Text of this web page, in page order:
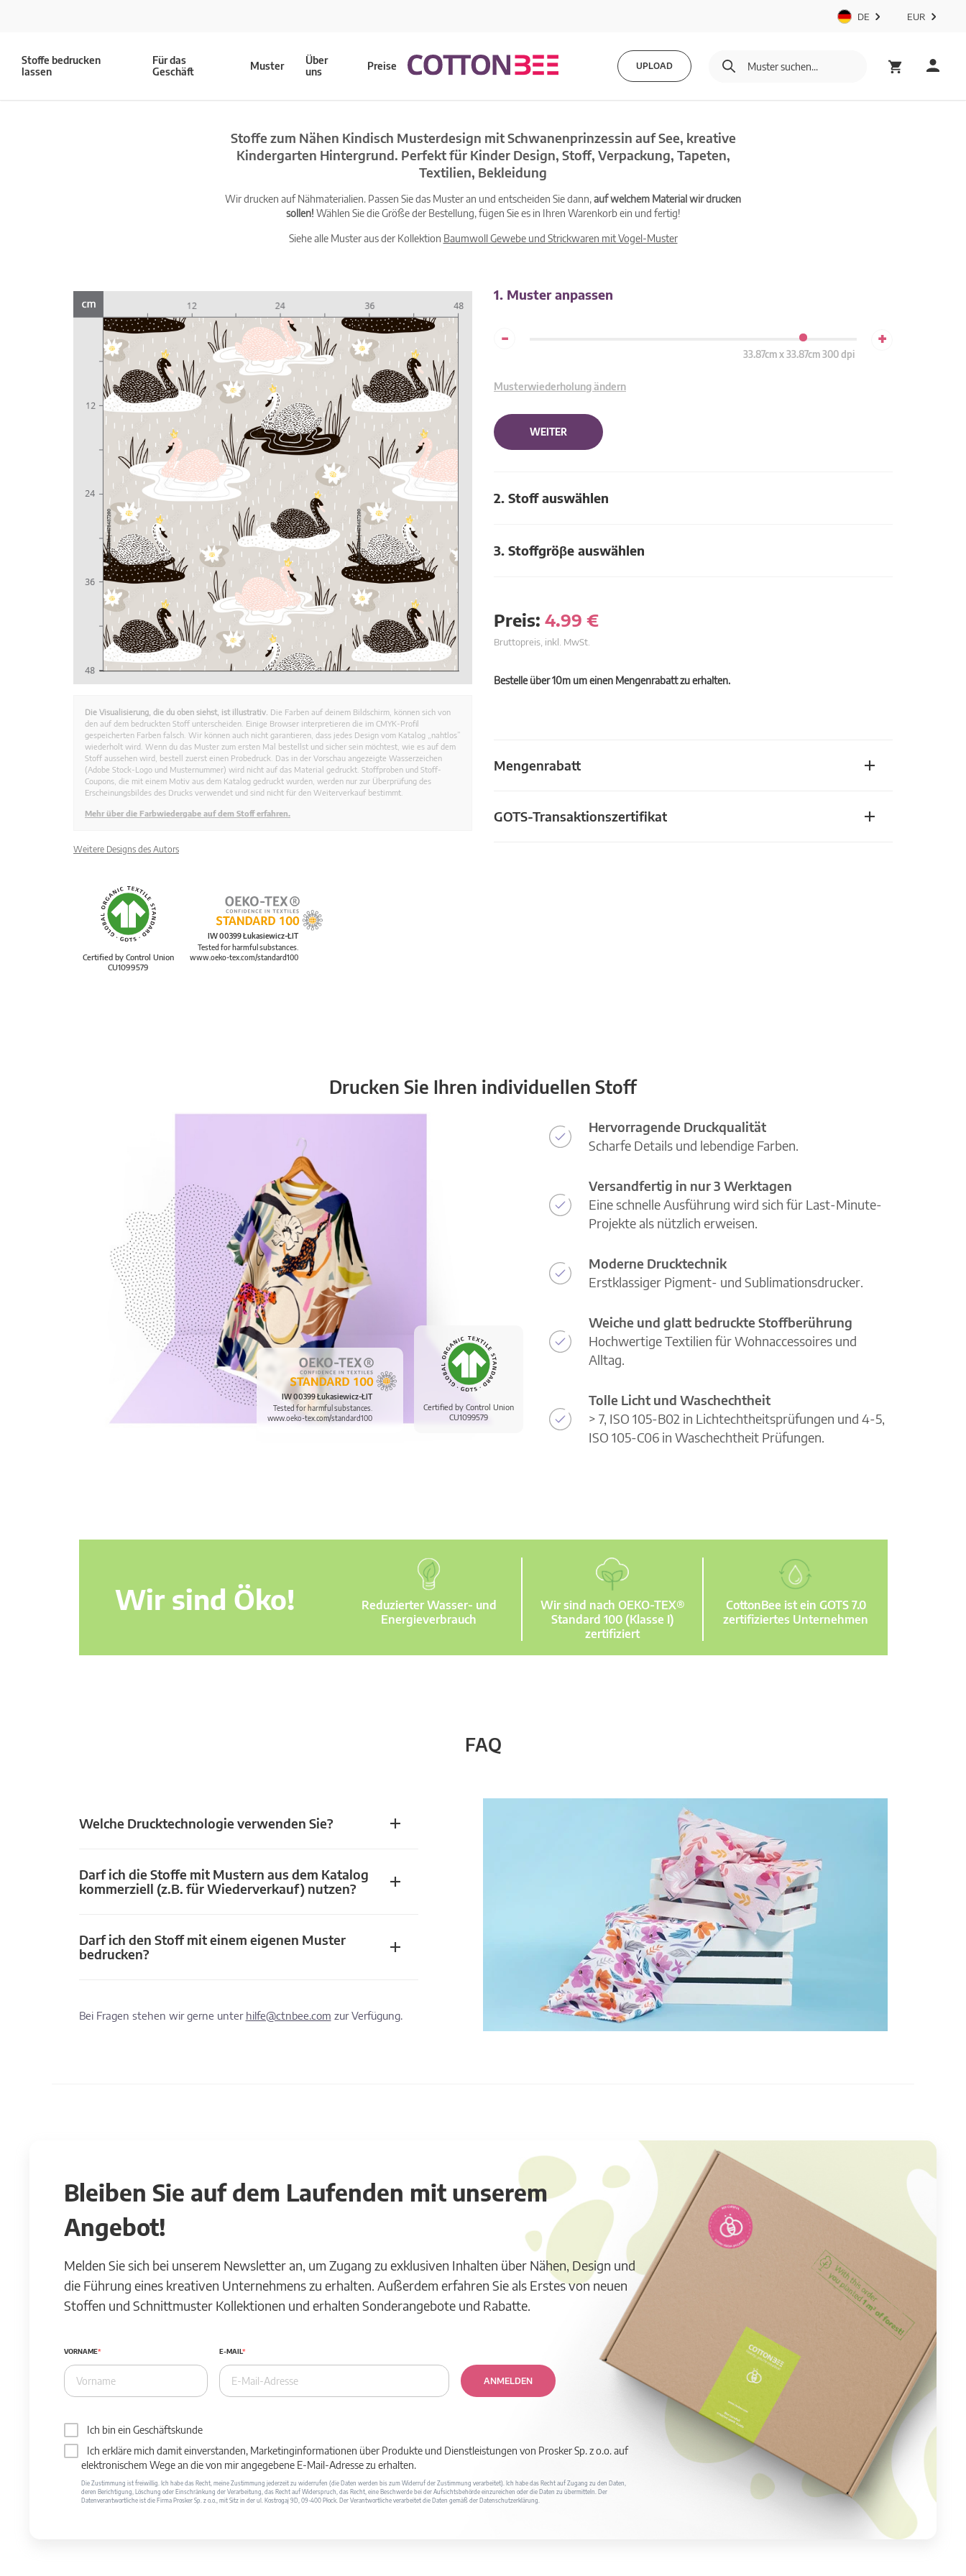
DE EUR
Stoffe bedrucken
lassen
Für das
Geschäft
Muster
Über
uns
Preise UPLOAD
Stoffe zum Nähen Kindisch Musterdesign mit Schwanenprinzessin auf See, kreative
Kindergarten Hintergrund. Perfekt für Kinder Design, Stoff, Verpackung, Tapeten,
Textilien, Bekleidung
Wir drucken auf Nähmaterialien. Passen Sie das Muster an und entscheiden Sie dann,auf welchem Material wir drucken
sollen! Wählen Sie die Größe der Bestellung, fügen Sie es in Ihren Warenkorb ein und fertig!
Siehe alle Muster aus der Kollektion Baumwoll Gewebe und Strickwaren mit Vogel-Muster
1. Muster anpassen
-
33.87cm x 33.87cm 300 dpi
+
Musterwiederholung ändern
WEITER
2. Stoff auswählen
3. Stoffgröβe auswählen
Preis: 4.99 €
Bruttopreis, inkl. MwSt.
Bestelle über 10m um einen Mengenrabatt zu erhalten.
Mengenrabatt
GOTS-Transaktionszertifikat
Die Visualisierung, die du oben siehst, ist illustrativ. Die Farben auf deinem Bildschirm, können sich von
den auf dem bedruckten Stoff unterscheiden. Einige Browser interpretieren die im CMYK-Profil
gespeicherten Farben falsch. Wir können auch nicht garantieren, dass jedes Design vom Katalog „nahtlos”
wiederholt wird. Wenn du das Muster zum ersten Mal bestellst und sicher sein möchtest, wie es auf dem
Stoff aussehen wird, bestell zuerst einen Probedruck. Das in der Vorschau angezeigte Wasserzeichen
(Adobe Stock-Logo und Musternummer) wird nicht auf das Material gedruckt. Stoffproben und Stoff-
Coupons, die mit einem Motiv aus dem Katalog gedruckt wurden, werden nur zur Überprüfung des
Erscheinungsbildes des Drucks verwendet und sind nicht für den Weiterverkauf bestimmt.
Mehr über die Farbwiedergabe auf dem Stoff erfahren.
Weitere Designs des Autors
Certified by Control Union
CU1099579
IW 00399 Łukasiewicz-ŁIT
Tested for harmful substances.
www.oeko-tex.com/standard100
Drucken Sie Ihren individuellen Stoff
Certified by Control Union
CU1099579
IW 00399 Łukasiewicz-ŁIT
Tested for harmful substances.
www.oeko-tex.com/standard100
Hervorragende Druckqualität
Scharfe Details und lebendige Farben.
Versandfertig in nur 3 Werktagen
Eine schnelle Ausführung wird sich für Last-Minute-
Projekte als nützlich erweisen.
Moderne Drucktechnik
Erstklassiger Pigment- und Sublimationsdrucker.
Weiche und glatt bedruckte Stoffberührung
Hochwertige Textilien für Wohnaccessoires und
Alltag.
Tolle Licht und Waschechtheit
> 7, ISO 105-B02 in Lichtechtheitsprüfungen und 4-5,
ISO 105-C06 in Waschechtheit Prüfungen.
Wir sind Öko!
Reduzierter Wasser- und
Energieverbrauch
Wir sind nach OEKO-TEX®
Standard 100 (Klasse I)
zertifiziert
CottonBee ist ein GOTS 7.0
zertifiziertes Unternehmen
FAQ
Welche Drucktechnologie verwenden Sie?
Darf ich die Stoffe mit Mustern aus dem Katalog
kommerziell (z.B. für Wiederverkauf) nutzen?
Darf ich den Stoff mit einem eigenen Muster
bedrucken?
Bei Fragen stehen wir gerne unter hilfe@ctnbee.com zur Verfügung.
Bleiben Sie auf dem Laufenden mit unserem
Angebot!
Melden Sie sich bei unserem Newsletter an, um Zugang zu exklusiven Inhalten über Nähen, Design und
die Führung eines kreativen Unternehmens zu erhalten. Außerdem erfahren Sie als Erstes von neuen
Stoffen und Schnittmuster Kollektionen und erhalten Sonderangebote und Rabatte.
VORNAME E-MAIL
ANMELDEN
Ich bin ein Geschäftskunde
Ich erkläre mich damit einverstanden, Marketinginformationen über Produkte und Dienstleistungen von Prosker Sp. z o.o. auf
elektronischem Wege an die von mir angegebene E-Mail-Adresse zu erhalten.
Die Zustimmung ist freiwillig. Ich habe das Recht, meine Zustimmung jederzeit zu widerrufen (die Daten werden bis zum Widerruf der Zustimmung verarbeitet). Ich habe das Recht auf Zugang zu den Daten,
deren Berichtigung, Löschung oder Einschränkung der Verarbeitung, das Recht auf Widerspruch, das Recht, eine Beschwerde bei der Aufsichtsbehörde einzureichen oder die Daten zu übermitteln. Der
Datenverantwortliche ist die Firma Prosker Sp. z o.o., mit Sitz in der ul. Kostrogaj 9D, 09-400 Płock. Der Verantwortliche verarbeitet die Daten gemäß der Datenschutzerklärung.